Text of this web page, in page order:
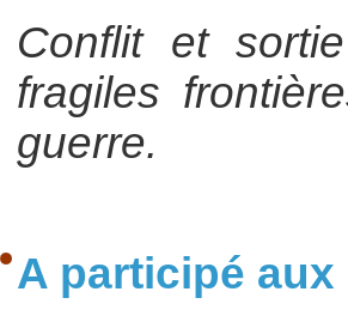
Conflit et
fragiles
guerre.
A participé